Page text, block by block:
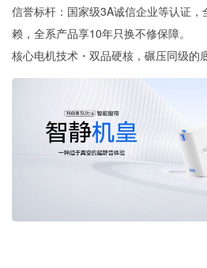
信誉标杆：国家级3A诚信企业等认证
赖，全系产品享10年只换不修保障。
核心电机技术・双品硬核，碾压同级的